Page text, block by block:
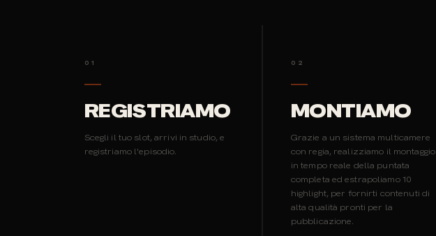
01
REGISTRIAMO
Scegli il tuo slot, arrivi in studio, e
registriamo l'episodio.
02
MONTIAMO
Grazie a un sistema multicamere
con regia, realizziamo il montaggio
in tempo reale della puntata
completa ed estrapoliamo 10
highlight, per fornirti contenuti di
alta qualità pronti per la
pubblicazione.